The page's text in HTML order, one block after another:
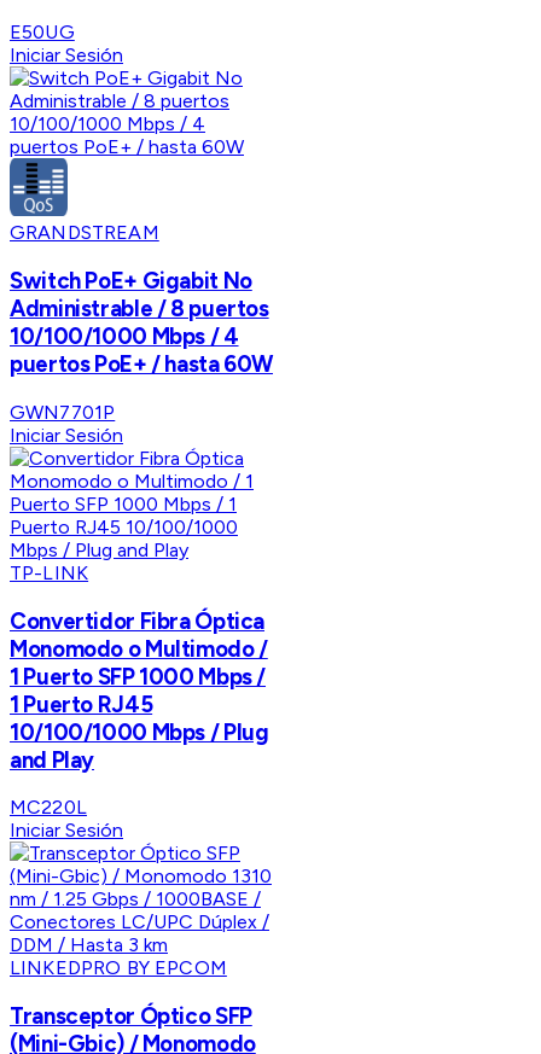
E50UG
Iniciar Sesión
GRANDSTREAM
Switch PoE+ Gigabit No
Administrable / 8 puertos
10/100/1000 Mbps / 4
puertos PoE+ / hasta 60W
GWN7701P
Iniciar Sesión
TP-LINK
Convertidor Fibra Óptica
Monomodo o Multimodo /
1 Puerto SFP 1000 Mbps /
1 Puerto RJ45
10/100/1000 Mbps / Plug
and Play
MC220L
Iniciar Sesión
LINKEDPRO BY EPCOM
Transceptor Óptico SFP
(Mini-Gbic) / Monomodo